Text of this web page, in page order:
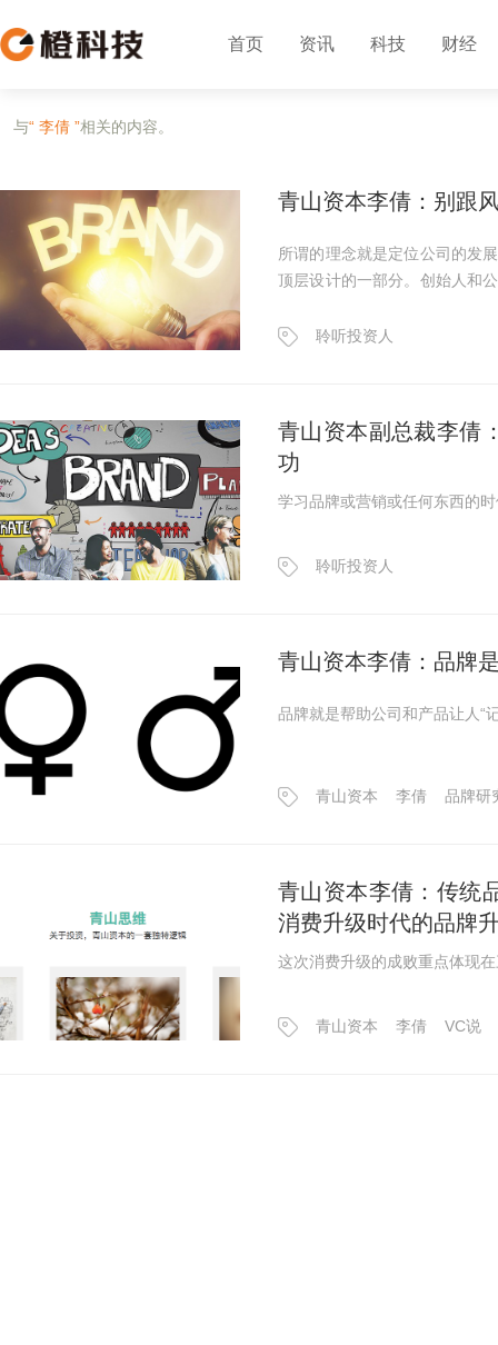
首页 资讯 科技 财经
与“ 李倩 ”相关的内容。
青山资本李倩：别跟
所谓的理念就是定位公司的发
顶层设计的一部分。创始人和
聆听投资人
青山资本副总裁李倩
功
学习品牌或营销或任何东西的
聆听投资人
青山资本李倩：品牌
品牌就是帮助公司和产品让人“
青山资本 李倩 品牌研
青山资本李倩：传统
消费升级时代的品牌
这次消费升级的成败重点体现
青山资本 李倩 VC说